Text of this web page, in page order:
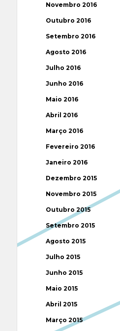
Novembro 2016
Outubro 2016
Setembro 2016
Agosto 2016
Julho 2016
Junho 2016
Maio 2016
Abril 2016
Março 2016
Fevereiro 2016
Janeiro 2016
Dezembro 2015
Novembro 2015
Outubro 2015
Setembro 2015
Agosto 2015
Julho 2015
Junho 2015
Maio 2015
Abril 2015
Março 2015